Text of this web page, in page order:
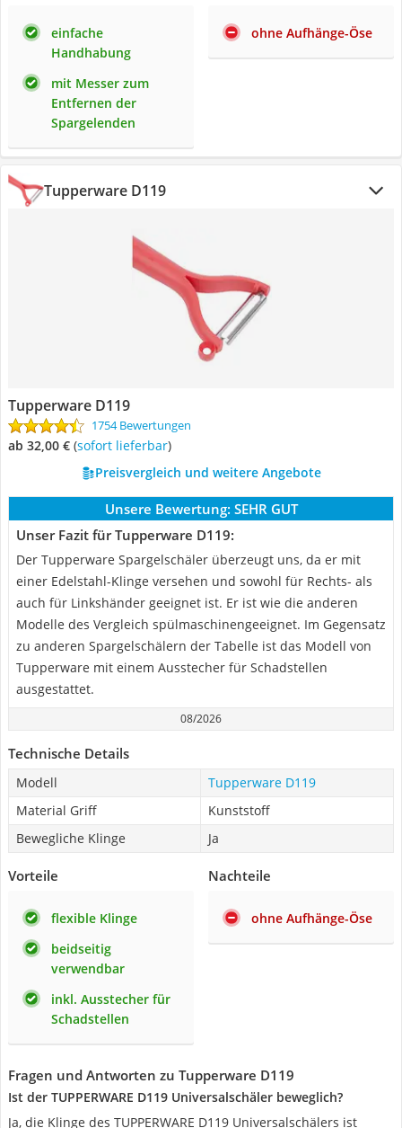
einfache
Handhabung
mit Messer zum
Entfernen der
Spargelenden
ohne Aufhänge-Öse
Tupperware D119
Tupperware D119
1754 Bewertungen
ab 32,00 € ( Sofort lieferbar)
Preisvergleich und weitere Angebote
Unsere Bewertung: SEHR GUT
Unser Fazit für Tupperware D119:
Der Tupperware Spargelschäler überzeugt uns, da er mit
einer Edelstahl-Klinge versehen und sowohl für Rechts- als
auch für Linkshänder geeignet ist. Er ist wie die anderen
Modelle des Vergleich spülmaschinengeeignet. Im Gegensatz
zu anderen Spargelschälern der Tabelle ist das Modell von
Tupperware mit einem Ausstecher für Schadstellen
ausgestattet.
08/2026
Technische Details
Modell
Tupperware D119
Material Griff
Kunststoff
Bewegliche Klinge
Ja
Vorteile
flexible Klinge
beidseitig
verwendbar
inkl. Ausstecher für
Schadstellen
Nachteile
ohne Aufhänge-Öse
Fragen und Antworten zu Tupperware D119
Ist der TUPPERWARE D119 Universalschäler beweglich?
Ja, die Klinge des TUPPERWARE D119 Universalschälers ist